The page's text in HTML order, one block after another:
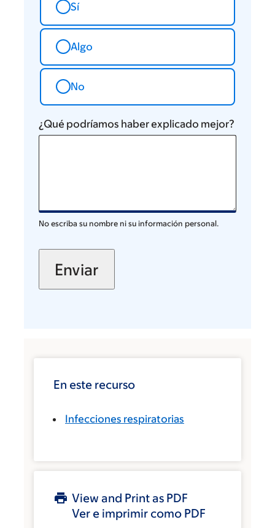
Sí
Algo
No
¿Qué podríamos haber explicado mejor?
No escriba su nombre ni su información personal.
En este recurso
Infecciones respiratorias
View and Print as PDF
Ver e imprimir como PDF